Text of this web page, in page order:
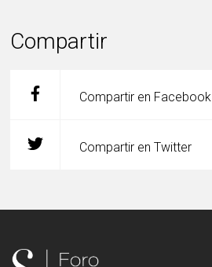
Compartir
Compartir en Facebook
Compartir en Twitter